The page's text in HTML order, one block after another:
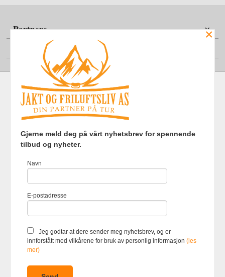
Partnere
Din konto
Frakt Kjøpsbetingelser Sikkerhet og personvern
Nyhetsbrev
Foretaksregisteret 920903363
du får en bedre kjøpsopplevelse og
bruker cookies hovedsaklig til å
hva du har puttet i handlekurven
din. Fortsett å bruke siden som
mer
×
Gjerne meld deg på vårt nyhetsbrev for spennende
tilbud og nyheter.
Navn
E-postadresse
Jeg godtar at dere sender meg nyhetsbrev, og er
innforstått med vilkårene for bruk av personlig informasjon(les
mer)